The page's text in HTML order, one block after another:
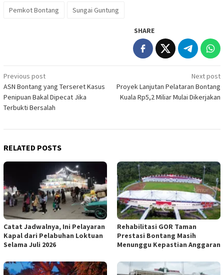
Pemkot Bontang Sungai Guntung
SHARE
Post
navigation
Previous post
ASN Bontang yang Terseret Kasus
Penipuan Bakal Dipecat Jika
Terbukti Bersalah
Next post
Proyek Lanjutan Pelataran Bontang
Kuala Rp5,2 Miliar Mulai Dikerjakan
RELATED POSTS
Catat Jadwalnya, Ini Pelayaran
Kapal dari Pelabuhan Loktuan
Selama Juli 2026
Rehabilitasi GOR Taman
Prestasi Bontang Masih
Menunggu Kepastian Anggaran